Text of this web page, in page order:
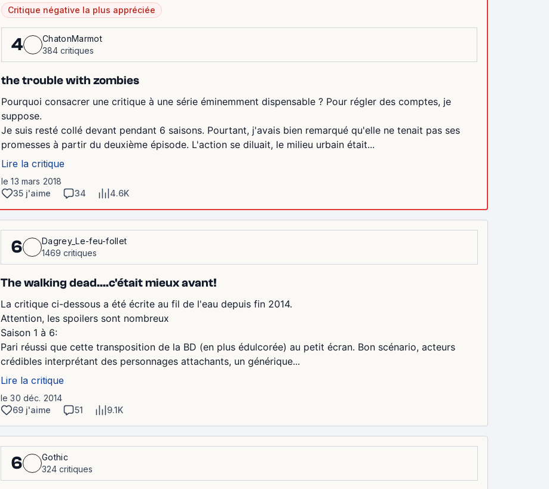
Critique négative la plus appréciée
4
ChatonMarmot
384 critiques
the trouble with zombies
Pourquoi consacrer une critique à une série éminemment dispensable ? Pour régler des comptes, je
suppose.
Je suis resté collé devant pendant 6 saisons. Pourtant, j'avais bien remarqué qu'elle ne tenait pas ses
promesses à partir du deuxième épisode. L'action se diluait, le milieu urbain était...
Lire la critique
le 13 mars 2018
35 j'aime
34 4.6K
6
Dagrey_Le-feu-follet
1469 critiques
The walking dead....c'était mieux avant!
La critique ci-dessous a été écrite au fil de l'eau depuis fin 2014.
Attention, les spoilers sont nombreux
Saison 1 à 6:
Pari réussi que cette transposition de la BD (en plus édulcorée) au petit écran. Bon scénario, acteurs
crédibles interprétant des personnages attachants, un générique...
Lire la critique
le 30 déc. 2014
69 j'aime
51 9.1K
6
Gothic
324 critiques